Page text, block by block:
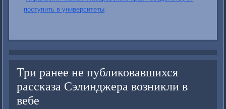
поступить в университеты
Три ранее не публиковавшихся
рассказа Сэлинджера возникли в
вебе